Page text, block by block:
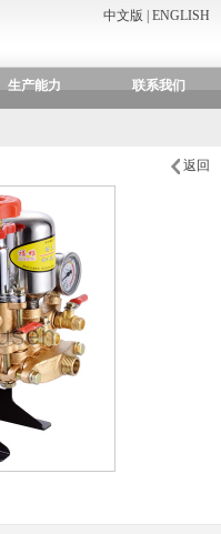
中文版 ENGLISH
生产能力 联系我们
返回